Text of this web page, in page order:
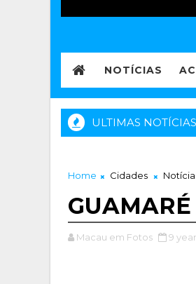
NOTÍCIAS
ULTIMAS NOTÍCIAS
Home Cidades
Macau em Fotos 9